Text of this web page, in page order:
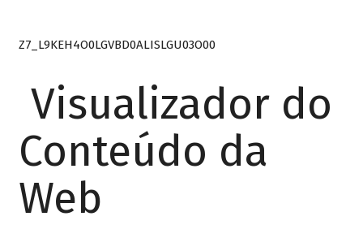
Z7_L9KEH4O0LGVBD0ALISLGU03O00
Visualizador do
Conteúdo da
Web